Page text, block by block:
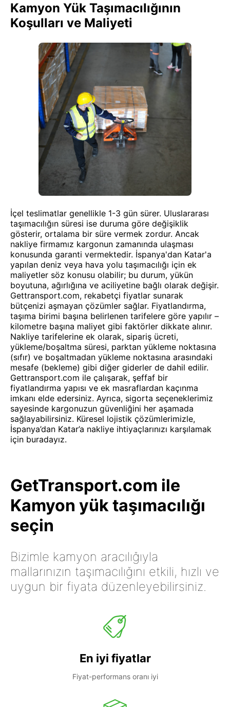
Kamyon Yük Taşımacılığının
Koşulları ve Maliyeti
İçel teslimatlar genellikle 1-3 gün sürer. Uluslararası
taşımacılığın süresi ise duruma göre değişiklik
gösterir, ortalama bir süre vermek zordur. Ancak
nakliye firmamız kargonun zamanında ulaşması
konusunda garanti vermektedir. İspanya'dan Katar'a
yapılan deniz veya hava yolu taşımacılığı için ek
maliyetler söz konusu olabilir; bu durum, yükün
boyutuna, ağırlığına ve aciliyetine bağlı olarak değişir.
Gettransport.com, rekabetçi fiyatlar sunarak
bütçenizi aşmayan çözümler sağlar. Fiyatlandırma,
taşıma birimi başına belirlenen tarifelere göre yapılır –
kilometre başına maliyet gibi faktörler dikkate alınır.
Nakliye tarifelerine ek olarak, sipariş ücreti,
yükleme/boşaltma süresi, parktan yükleme noktasına
(sıfır) ve boşaltmadan yükleme noktasına arasındaki
mesafe (bekleme) gibi diğer giderler de dahil edilir.
Gettransport.com ile çalışarak, şeffaf bir
fiyatlandırma yapısı ve ek masraflardan kaçınma
imkanı elde edersiniz. Ayrıca, sigorta seçeneklerimiz
sayesinde kargonuzun güvenliğini her aşamada
sağlayabilirsiniz. Küresel lojistik çözümlerimizle,
İspanya’dan Katar’a nakliye ihtiyaçlarınızı karşılamak
için buradayız.
GetTransport.com ile
Kamyon yük taşımacılığı
seçin
Bizimle kamyon aracılığıyla
mallarınızın taşımacılığını etkili, hızlı ve
uygun bir fiyata düzenleyebilirsiniz.
En iyi fiyatlar
Fiyat-performans oranı iyi